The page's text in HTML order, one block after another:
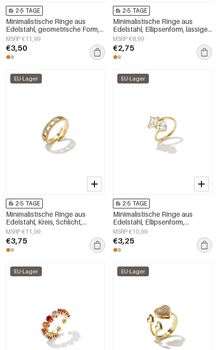
2-5 TAGE
Minimalistische Ringe aus
Edelstahl, geometrische Form,
schlichte Alltags-Serie,
Damenschmuck
MSRP €11,99
€3,50
2-5 TAGE
Minimalistische Ringe aus
Edelstahl, Ellipsenform, lässige
und schlichte Serie für Damen –
Schmuck für jeden Tag
MSRP €8,99
€2,75
EU-Lager
2-5 TAGE
Minimalistische Ringe aus
Edelstahl, Kreis, Schlicht,
Alltagsschmuck,
Damenschmuck
MSRP €11,99
€3,75
EU-Lager
2-5 TAGE
Minimalistische Ringe aus
Edelstahl, Ellipsenform,
schlichte Alltags-Serie,
Damenschmuck
MSRP €10,99
€3,25
EU-Lager EU-Lager